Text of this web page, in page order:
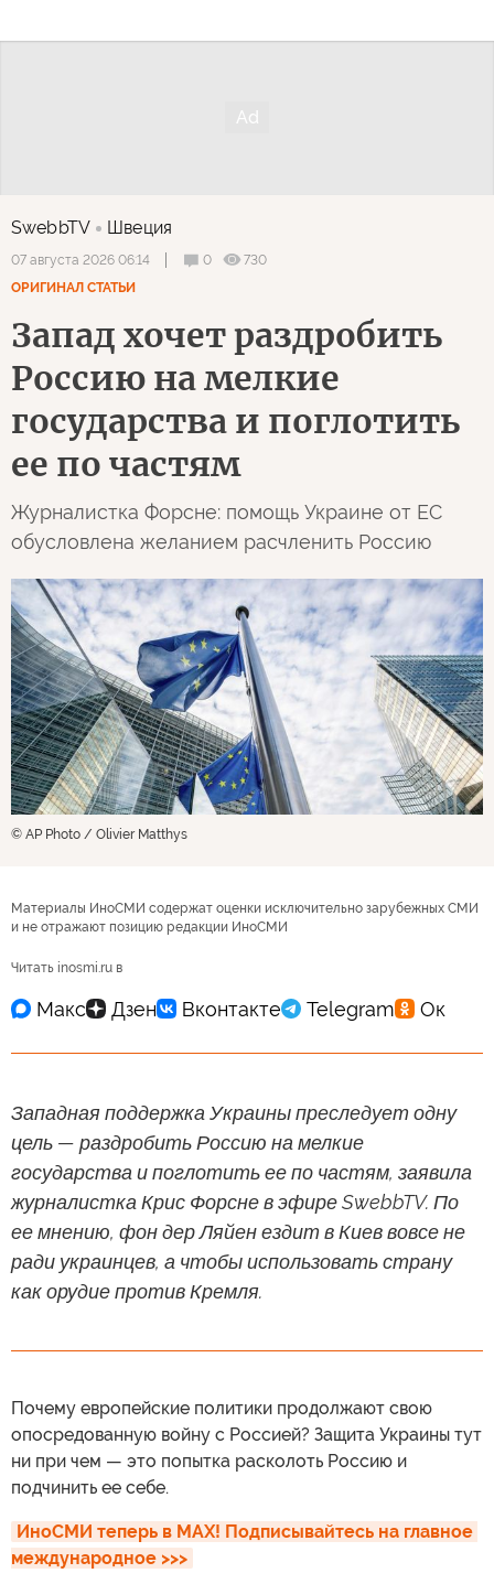
SwebbTV Швеция
07 августа 2026 06:14 0
730
ОРИГИНАЛ СТАТЬИ
Запад хочет раздробить
Россию на мелкие
государства и поглотить
ее по частям
Журналистка Форсне: помощь Украине от ЕС
обусловлена желанием расчленить Россию
© AP Photo / Olivier Matthys
Материалы ИноСМИ содержат оценки исключительно зарубежных СМИ
и не отражают позицию редакции ИноСМИ
Читать inosmi.ru в
Западная поддержка Украины преследует одну
цель — раздробить Россию на мелкие
государства и поглотить ее по частям, заявила
журналистка Крис Форсне в эфире SwebbTV. По
ее мнению, фон дер Ляйен ездит в Киев вовсе не
ради украинцев, а чтобы использовать страну
как орудие против Кремля.
Почему европейские политики продолжают свою
опосредованную войну с Россией? Защита Украины тут
ни при чем — это попытка расколоть Россию и
подчинить ее себе.
ИноСМИ теперь в MAX! Подписывайтесь на главное
международное >>>